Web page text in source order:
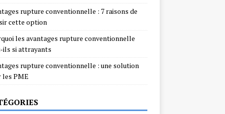
rupture conventionnelle : 7 raisons de
cette option
les avantages rupture conventionnelle
ils si attrayants
rupture conventionnelle : une solution
les PME